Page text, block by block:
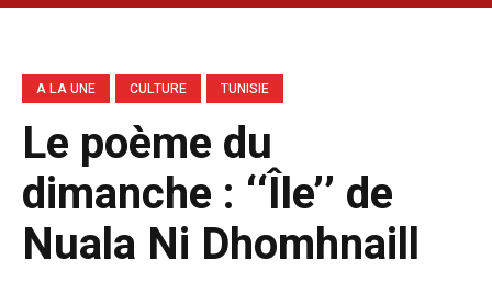
A LA UNE CULTURE TUNISIE
Le poème du
dimanche : ‘‘Île’’ de
Nuala Ni Dhomhnaill